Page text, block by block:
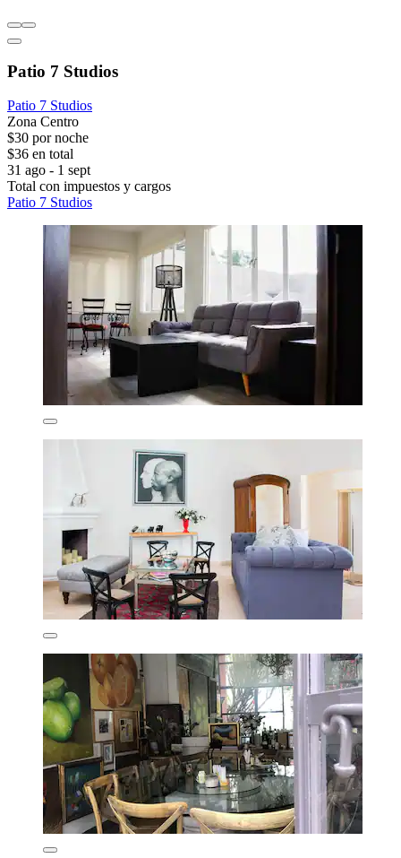
Patio 7 Studios
Patio 7 Studios
Zona Centro
$30 por noche
$36 en total
31 ago - 1 sept
Total con impuestos y cargos
Patio 7 Studios